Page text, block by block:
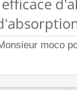
moco